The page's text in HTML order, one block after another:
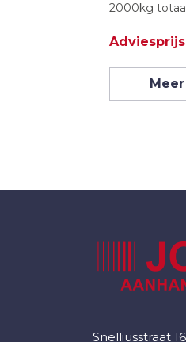
2000kg
Snelliusstraat 16